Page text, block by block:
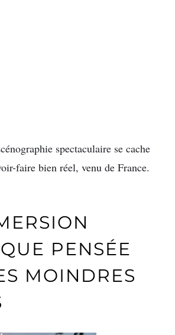
spectaculaire se cache
faire bien réel, venu de France.
PENSÉE
MOINDRES